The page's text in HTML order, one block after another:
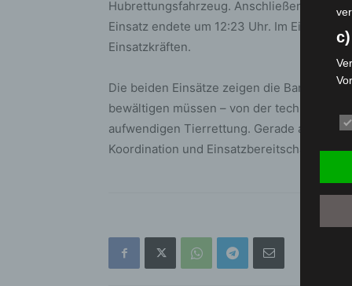
Hubrettungsfahrzeug. Anschließend
Einsatz endete um 12:23 Uhr. Im Einsatz
Einsatzkräften.
Die beiden Einsätze zeigen die
bewältigen müssen – von der technischen
aufwendigen Tierrettung. Gerade an
Koordination und Einsatzbereitschaft der